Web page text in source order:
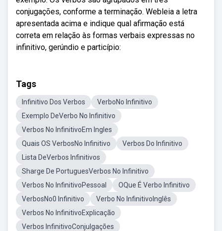
conjugações, conforme a terminação. Webleia a letra
apresentada acima e indique qual afirmação está
correta em relação às formas verbais expressas no
infinitivo, gerúndio e particípio:
Tags
Infinitivo Dos Verbos
VerboNo Infinitivo
Exemplo DeVerbo No Infinitivo
Verbos No InfinitivoEm Ingles
Quais OS VerbosNo Infinitivo
Verbos Do Infinitivo
Lista DeVerbos Infinitivos
Sharge De PortuguesVerbos No Infinitivo
Verbos No InfinitivoPessoal
OQue É Verbo Infinitivo
VerbosNo0 Infinitivo
Verbo No InfinitivoInglês
Verbos No InfinitivoExplicação
Verbos InfinitivoConjulgações